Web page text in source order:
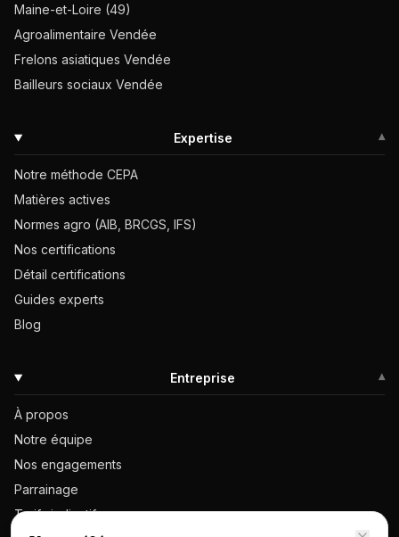
Maine-et-Loire (49)
Agroalimentaire Vendée
Frelons asiatiques Vendée
Bailleurs sociaux Vendée
Expertise ▾
Notre méthode CEPA
Matières actives
Normes agro (AIB, BRCGS, IFS)
Nos certifications
Détail certifications
Guides experts
Blog
Entreprise ▾
À propos
Notre équipe
Nos engagements
Parrainage
Tarifs indicatifs